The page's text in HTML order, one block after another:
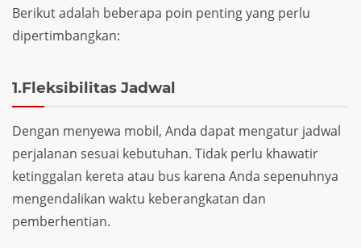
Berikut adalah beberapa poin penting yang perlu
dipertimbangkan:
1.Fleksibilitas Jadwal
Dengan menyewa mobil, Anda dapat mengatur jadwal
perjalanan sesuai kebutuhan. Tidak perlu khawatir
ketinggalan kereta atau bus karena Anda sepenuhnya
mengendalikan waktu keberangkatan dan
pemberhentian.